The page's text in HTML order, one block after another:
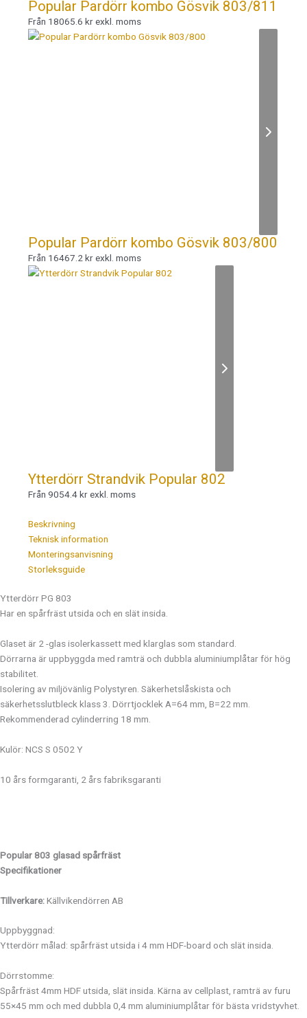
Popular Pardörr kombo Gösvik 803/811
Från 18065.6 kr exkl. moms
Popular Pardörr kombo Gösvik 803/800
Från 16467.2 kr exkl. moms
Ytterdörr Strandvik Popular 802
Från 9054.4 kr exkl. moms
Beskrivning
Teknisk information
Monteringsanvisning
Storleksguide
Ytterdörr PG 803
Har en spårfräst utsida och en slät insida.
Glaset är 2 -glas isolerkassett med klarglas som standard.
Dörrarna är uppbyggda med ramträ och dubbla aluminiumplåtar för hög
stabilitet.
Isolering av miljövänlig Polystyren. Säkerhetslåskista och
säkerhetsslutbleck klass 3. Dörrtjocklek A=64 mm, B=22 mm.
Rekommenderad cylinderring 18 mm.
Kulör: NCS S 0502 Y
10 års formgaranti, 2 års fabriksgaranti
Popular 803 glasad spårfräst
Specifikationer
Tillverkare:Källvikendörren AB
Uppbyggnad:
Ytterdörr målad: spårfräst utsida i 4 mm HDF-board och slät insida.
Dörrstomme:
Spårfräst 4mm HDF utsida, slät insida. Kärna av cellplast, ramträ av furu
55×45 mm och med dubbla 0,4 mm aluminiumplåtar för bästa vridstyvhet.